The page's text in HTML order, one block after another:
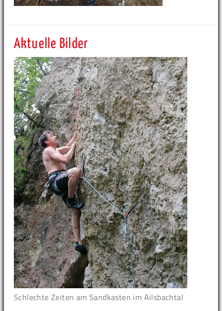
Aktuelle Bilder
Schlechte Zeiten am Sandkasten im Ailsbachtal